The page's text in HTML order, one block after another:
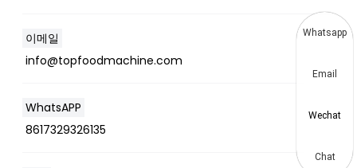
이메일
info@topfoodmachine.com
WhatsAPP
8617329326135
Whatsapp
Email
Wechat
Chat